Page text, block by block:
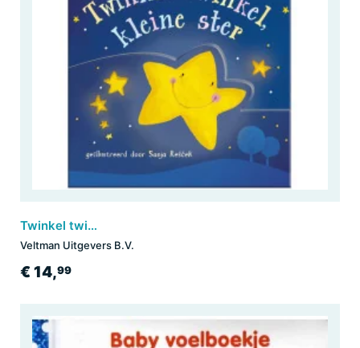
Twinkel twinkel kleine ster - mijn knisperboekje
Veltman Uitgevers B.V.
€ 14,99